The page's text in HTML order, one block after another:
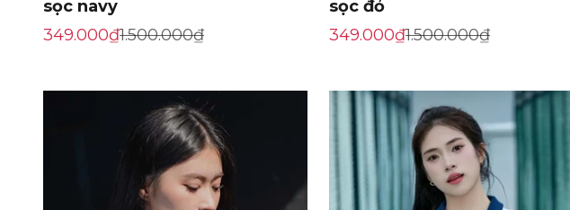
sọc navy
Giá khuyến mãi
349.000₫Giá gốc
1.500.000₫
sọc đỏ
Giá khuyến mãi
349.000₫Giá gốc
1.500.000₫